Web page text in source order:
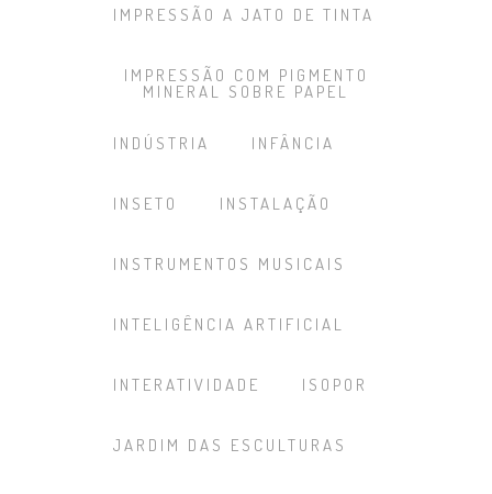
IMPRESSÃO A JATO DE TINTA
IMPRESSÃO COM PIGMENTO
MINERAL SOBRE PAPEL
INDÚSTRIA INFÂNCIA
INSETO INSTALAÇÃO
INSTRUMENTOS MUSICAIS
INTELIGÊNCIA ARTIFICIAL
INTERATIVIDADE ISOPOR
JARDIM DAS ESCULTURAS